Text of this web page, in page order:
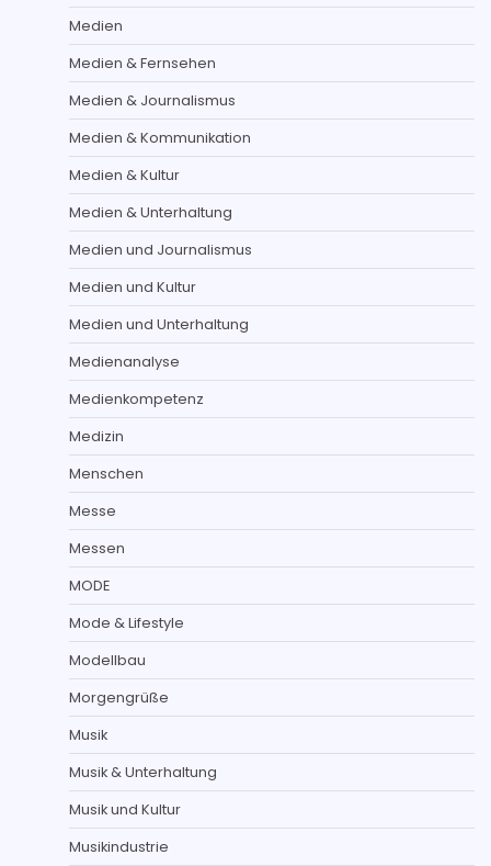
Medien
Medien & Fernsehen
Medien & Journalismus
Medien & Kommunikation
Medien & Kultur
Medien & Unterhaltung
Medien und Journalismus
Medien und Kultur
Medien und Unterhaltung
Medienanalyse
Medienkompetenz
Medizin
Menschen
Messe
Messen
MODE
Mode & Lifestyle
Modellbau
Morgengrüße
Musik
Musik & Unterhaltung
Musik und Kultur
Musikindustrie